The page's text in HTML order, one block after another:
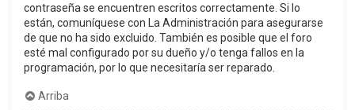
contraseña se encuentren escritos correctamente. Si lo
están, comuníquese con La Administración para asegurarse
de que no ha sido excluido. También es posible que el foro
esté mal configurado por su dueño y/o tenga fallos en la
programación, por lo que necesitaría ser reparado.
Arriba